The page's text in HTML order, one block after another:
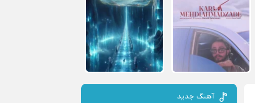
آهنگ جدید